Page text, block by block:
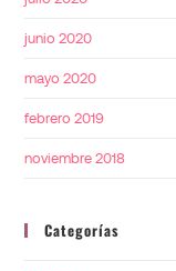
junio 2020
mayo 2020
febrero 2019
noviembre 2018
Categorías